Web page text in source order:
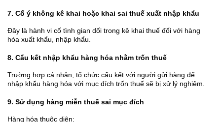
7. Cố ý không kê khai hoặc khai sai thuế xuất nhập khẩu
Đây là hành vi cố tình gian dối trong kê khai thuế đối với hàng
hóa xuất khẩu, nhập khẩu.
8. Cấu kết nhập khẩu hàng hóa nhằm trốn thuế
Trường hợp cá nhân, tổ chức cấu kết với người gửi hàng để
nhập khẩu hàng hóa với mục đích trốn thuế sẽ bị xử lý nghiêm.
9. Sử dụng hàng miễn thuế sai mục đích
Hàng hóa thuộc diện: